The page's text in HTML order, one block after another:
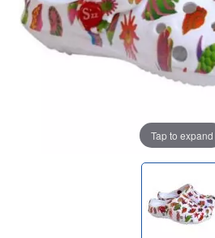
Tap to expand